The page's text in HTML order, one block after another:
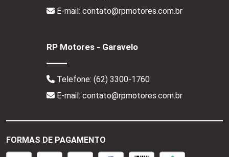
E-mail: contato@rpmotores.com.br
RP Motores - Garavelo
Telefone: (62) 3300-1760
E-mail: contato@rpmotores.com.br
FORMAS DE PAGAMENTO